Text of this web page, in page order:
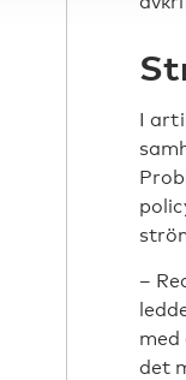
I
–
det